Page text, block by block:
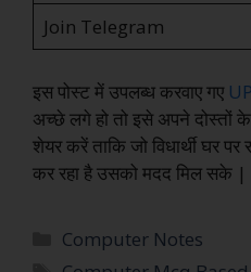
Join Telegram
इस पोस्ट में उपलब्ध करवाए गए
अच्छे लगे हो तो इसे अपने दोस्तों
शेयर करें ताकि जो विधार्थी घर
कर रहा है उसको मदद मिल सके |
Computer Notes